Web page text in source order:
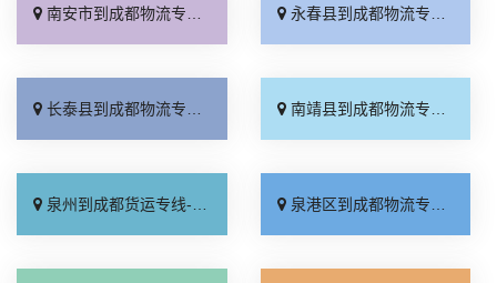
南安市到成都物流专线_直达往返「托运放心」 永春县到成都物流专线_一站式托运「定点发车」
长泰县到成都物流专线_定点发车「几天到达」 南靖县到成都物流专线_价位合理「随叫随到」
泉州到成都货运专线-泉州到成都物流公司_全程定位「全境派送」 泉港区到成都物流专线_专线查询「服务周到」